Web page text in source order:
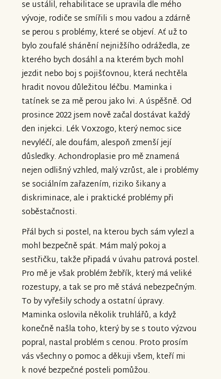
se ustálil, rehabilitace se upravila dle mého
vývoje, rodiče se smířili s mou vadou a zdárně
se perou s problémy, které se objeví. Ať už to
bylo zoufalé shánění nejnižšího odrážedla, ze
kterého bych dosáhl a na kterém bych mohl
jezdit nebo boj s pojišťovnou, která nechtěla
hradit novou důležitou léčbu. Maminka i
tatínek se za mě perou jako lvi. A úspěšně. Od
prosince 2022 jsem nově začal dostávat každý
den injekci. Lék Voxzogo, který nemoc sice
nevyléčí, ale doufám, alespoň zmenší její
důsledky. Achondroplasie pro mě znamená
nejen odlišný vzhled, malý vzrůst, ale i problémy
se sociálním zařazením, riziko šikany a
diskriminace, ale i praktické problémy při
soběstačnosti.
Přál bych si postel, na kterou bych sám vylezl a
mohl bezpečně spát. Mám malý pokoj a
sestřičku, takže připadá v úvahu patrová postel.
Pro mě je však problém žebřík, který má veliké
rozestupy, a tak se pro mě stává nebezpečným.
To by vyřešily schody a ostatní úpravy.
Maminka oslovila několik truhlářů, a když
konečně našla toho, který by se s touto výzvou
popral, nastal problém s cenou. Proto prosím
vás všechny o pomoc a děkuji všem, kteří mi
k nové bezpečné posteli pomůžou.